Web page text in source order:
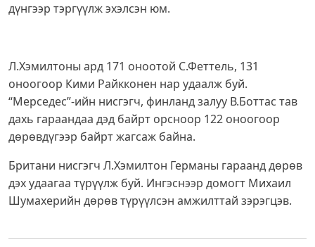
дүнгээр тэргүүлж эхэлсэн юм.
Л.Хэмилтоны ард 171 оноотой С.Феттель, 131
оноогоор Кими Райкконен нар удаалж буй.
“Мерседес”-ийн нисгэгч, финланд залуу В.Боттас тав
дахь гараандаа дэд байрт орсноор 122 оноогоор
дөрөвдүгээр байрт жагсаж байна.
Британи нисгэгч Л.Хэмилтон Германы гараанд дөрөв
дэх удаагаа түрүүлж буй. Ингэснээр домогт Михаил
Шумахерийн дөрөв түрүүлсэн амжилттай зэрэгцэв.